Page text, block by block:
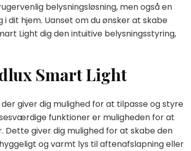
belysningsløsning, men også en
hjem. Uanset om du ønsker at skabe
Light dig den intuitive belysningsstyring,
Smart Light
giver dig mulighed for at tilpasse og styre
funktioner er muligheden for at
giver dig mulighed for at skabe den
og varmt lys til aftenafslapning eller